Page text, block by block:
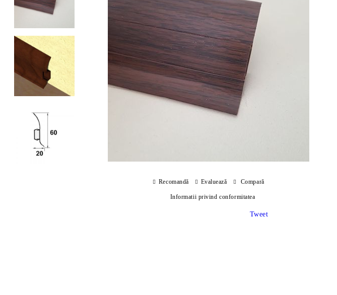
Recomandă Evaluează Compară
Informatii privind conformitatea
Tweet